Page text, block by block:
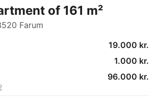
of 161 m²
Farum
19.000 kr.
1.000 kr.
96.000 kr.